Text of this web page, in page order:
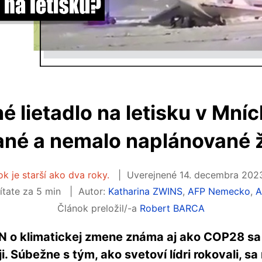
lietadlo na letisku v
a nemalo naplánované
je starší ako dva roky. Uverejnené 14. decembra
za 5 min
Autor: Katharina ZWINS, AFP Nemecko,
Článok preložil/-a Robert BARCA
o klimatickej zmene známa aj ako COP28
Súbežne s tým, ako svetoví lídri rokovali,